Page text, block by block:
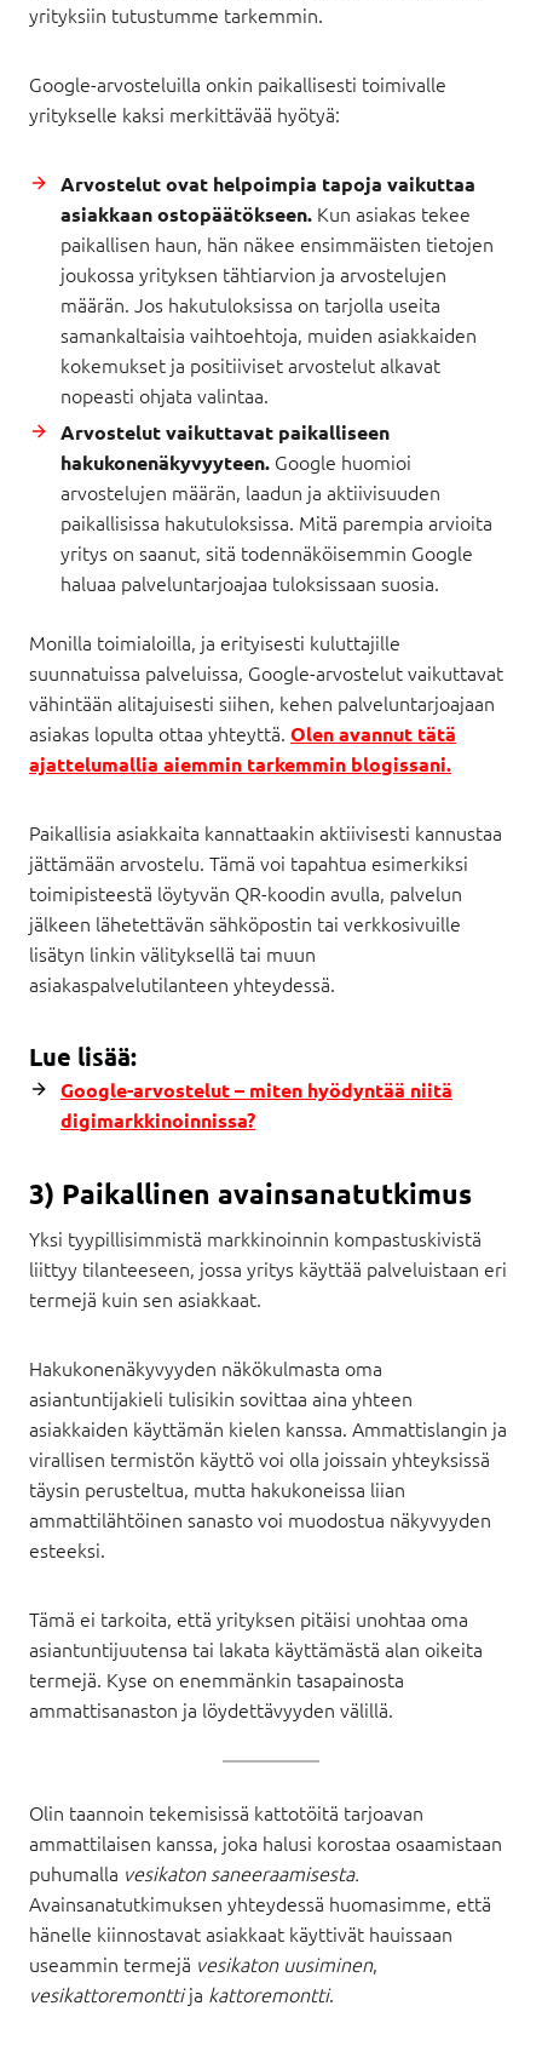
yrityksiin tutustumme tarkemmin.
Google-arvosteluilla onkin paikallisesti toimivalle
yritykselle kaksi merkittävää hyötyä:
Arvostelut ovat helpoimpia tapoja vaikuttaa
asiakkaan ostopäätökseen. Kun asiakas tekee
paikallisen haun, hän näkee ensimmäisten tietojen
joukossa yrityksen tähtiarvion ja arvostelujen
määrän. Jos hakutuloksissa on tarjolla useita
samankaltaisia vaihtoehtoja, muiden asiakkaiden
kokemukset ja positiiviset arvostelut alkavat
nopeasti ohjata valintaa.
Arvostelut vaikuttavat paikalliseen
hakukonenäkyvyyteen. Google huomioi
arvostelujen määrän, laadun ja aktiivisuuden
paikallisissa hakutuloksissa. Mitä parempia arvioita
yritys on saanut, sitä todennäköisemmin Google
haluaa palveluntarjoajaa tuloksissaan suosia.
Monilla toimialoilla, ja erityisesti kuluttajille
suunnatuissa palveluissa, Google-arvostelut vaikuttavat
vähintään alitajuisesti siihen, kehen palveluntarjoajaan
asiakas lopulta ottaa yhteyttä. Olen avannut tätä
ajattelumallia aiemmin tarkemmin blogissani.
Paikallisia asiakkaita kannattaakin aktiivisesti kannustaa
jättämään arvostelu. Tämä voi tapahtua esimerkiksi
toimipisteestä löytyvän QR-koodin avulla, palvelun
jälkeen lähetettävän sähköpostin tai verkkosivuille
lisätyn linkin välityksellä tai muun
asiakaspalvelutilanteen yhteydessä.
Lue lisää:
Google-arvostelut – miten hyödyntää niitä
digimarkkinoinnissa?
3) Paikallinen avainsanatutkimus
Yksi tyypillisimmistä markkinoinnin kompastuskivistä
liittyy tilanteeseen, jossa yritys käyttää palveluistaan eri
termejä kuin sen asiakkaat.
Hakukonenäkyvyyden näkökulmasta oma
asiantuntijakieli tulisikin sovittaa aina yhteen
asiakkaiden käyttämän kielen kanssa. Ammattislangin ja
virallisen termistön käyttö voi olla joissain yhteyksissä
täysin perusteltua, mutta hakukoneissa liian
ammattilähtöinen sanasto voi muodostua näkyvyyden
esteeksi.
Tämä ei tarkoita, että yrityksen pitäisi unohtaa oma
asiantuntijuutensa tai lakata käyttämästä alan oikeita
termejä. Kyse on enemmänkin tasapainosta
ammattisanaston ja löydettävyyden välillä.
Olin taannoin tekemisissä kattotöitä tarjoavan
ammattilaisen kanssa, joka halusi korostaa osaamistaan
puhumalla vesikaton saneeraamisesta.
Avainsanatutkimuksen yhteydessä huomasimme, että
hänelle kiinnostavat asiakkaat käyttivät hauissaan
useammin termejä vesikaton uusiminen,
vesikattoremonttija kattoremontti.